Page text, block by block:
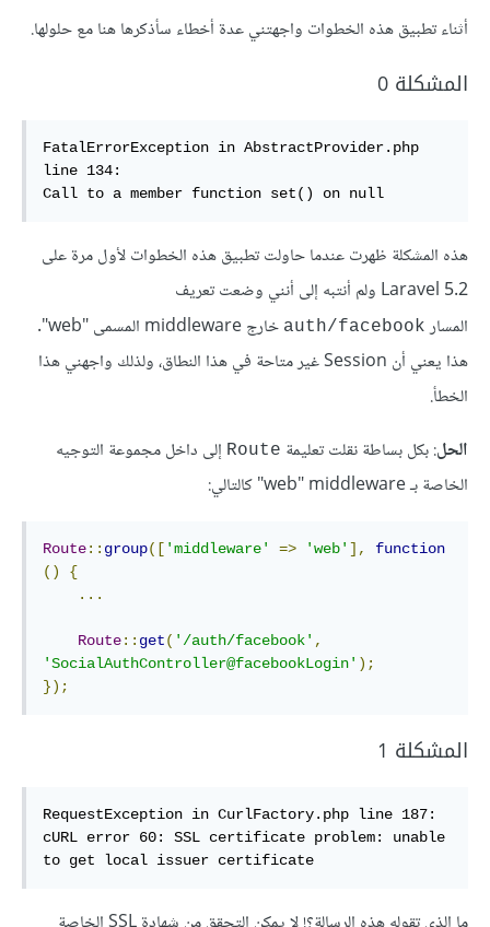
أثناء تطبيق هذه الخطوات واجهتني عدة أخطاء سأذكرها هنا مع حلولها.
المشكلة 0
FatalErrorException in AbstractProvider.php
line 134:
Call to a member function set() on null
هذه المشكلة ظهرت عندما حاولت تطبيق هذه الخطوات لأول مرة على
Laravel 5.2 ولم أنتبه إلى أنني وضعت تعريف
المسار auth/facebook
خارج middleware المسمى "web".
هذا يعني أن Session غير متاحة في هذا النطاق، ولذلك واجهني هذا
الخطأ.
الحل: بكل بساطة نقلت تعليمة Route إلى داخل مجموعة التوجيه
الخاصة بـ web" middleware" كالتالي:
Route:: group([ 'middleware' => 'web' ],
function
()
{
...
Route:: get( '/auth/facebook' ,
'SocialAuthController@facebookLogin' );
});
المشكلة 1
RequestException in CurlFactory.php line 187:
cURL error 60: SSL certificate problem: unable
to get local issuer certificate